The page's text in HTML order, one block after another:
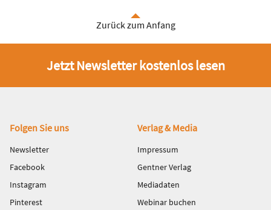
Zurück zum Anfang
Jetzt Newsletter kostenlos lesen
Fußbereich
Folgen Sie uns
Newsletter
Facebook
Instagram
Pinterest
Verlag & Media
Impressum
Gentner Verlag
Mediadaten
Webinar buchen